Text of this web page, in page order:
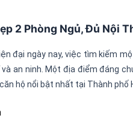
2 Phòng Ngủ, Đủ Nội
đại ngày nay, việc tìm kiếm
an ninh. Một địa điểm đáng
hộ nổi bật nhất tại Thành